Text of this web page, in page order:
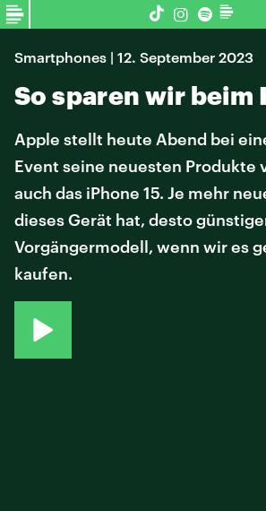
Smartphones | 12. September 2023
So sparen wir beim
Apple stellt heute Abend bei
Event seine neuesten Produkte
auch das iPhone 15. Je mehr
dieses Gerät hat, desto
Vorgängermodell, wenn wir es
kaufen.